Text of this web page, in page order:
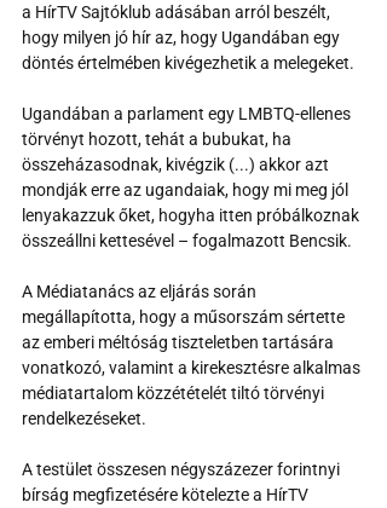
a HírTV Sajtóklub adásában arról beszélt,
hogy milyen jó hír az, hogy Ugandában egy
döntés értelmében kivégezhetik a melegeket.
Ugandában a parlament egy LMBTQ-ellenes
törvényt hozott, tehát a bubukat, ha
összeházasodnak, kivégzik (...) akkor azt
mondják erre az ugandaiak, hogy mi meg jól
lenyakazzuk őket, hogyha itten próbálkoznak
összeállni kettesével – fogalmazott Bencsik.
A Médiatanács az eljárás során
megállapította, hogy a műsorszám sértette
az emberi méltóság tiszteletben tartására
vonatkozó, valamint a kirekesztésre alkalmas
médiatartalom közzétételét tiltó törvényi
rendelkezéseket.
A testület összesen négyszázezer forintnyi
bírság megfizetésére kötelezte a HírTV